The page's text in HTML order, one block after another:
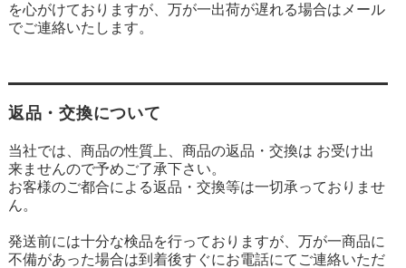
を心がけておりますが、万が一出荷が遅れる場合はメール
でご連絡いたします。
返品・交換について
当社では、商品の性質上、商品の返品・交換は お受け出
来ませんので予めご了承下さい。
お客様のご都合による返品・交換等は一切承っておりませ
ん。
発送前には十分な検品を行っておりますが、万が一商品に
不備があった場合は到着後すぐにお電話にてご連絡いただ